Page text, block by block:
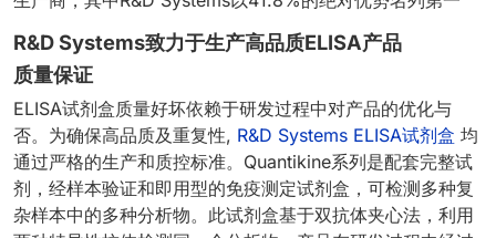
R&D Systems致力于生产高品质ELISA产品
质量保证
ELISA试剂盒质量好坏依赖于研发过程中对产品的优化与
否。为确保高品质及重复性, R&D Systems ELISA试剂盒 均
通过严格的生产和质控标准。Quantikine系列是配套完整试
剂，经样本验证和即用型的免疫测定试剂盒，可检测多种复
杂样本中的多种分析物。此试剂盒基于双抗体夹心法，利用